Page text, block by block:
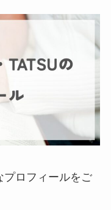
プロフィールをご